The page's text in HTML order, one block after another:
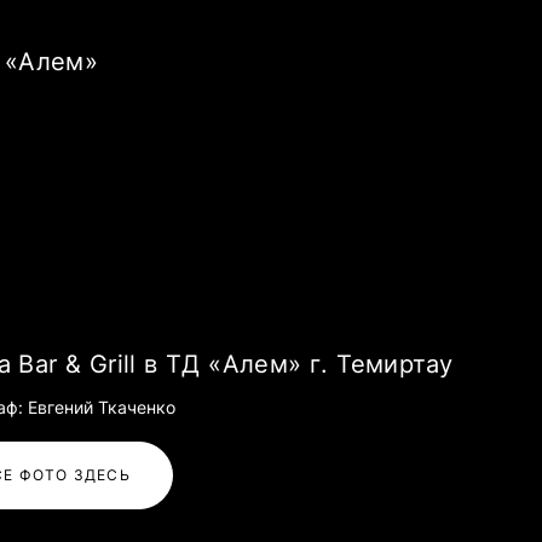
«Алем»
Bar & Grill в ТД «Алем» г. Темиртау
Евгений Ткаченко
ФОТО ЗДЕСЬ